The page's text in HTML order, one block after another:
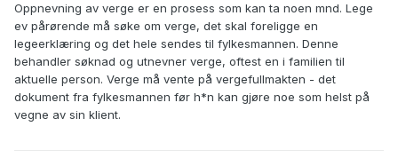
Oppnevning av verge er en prosess som kan ta noen mnd. Lege
ev pårørende må søke om verge, det skal foreligge en
legeerklæring og det hele sendes til fylkesmannen. Denne
behandler søknad og utnevner verge, oftest en i familien til
aktuelle person. Verge må vente på vergefullmakten - det
dokument fra fylkesmannen før h*n kan gjøre noe som helst på
vegne av sin klient.